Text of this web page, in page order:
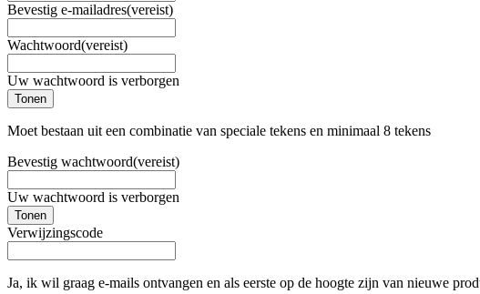
Bevestig e-mailadres(vereist)
Wachtwoord(vereist)
Uw wachtwoord is verborgen
Tonen
Moet bestaan uit een combinatie van speciale tekens en minimaal 8 tekens
Bevestig wachtwoord(vereist)
Uw wachtwoord is verborgen
Tonen
Verwijzingscode
Ja, ik wil graag e-mails ontvangen en als eerste op de hoogte zijn van nieuwe